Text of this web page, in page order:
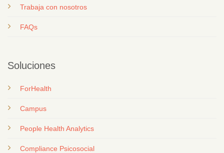
Trabaja con nosotros
FAQs
Soluciones
ForHealth
Campus
People Health Analytics
Compliance Psicosocial